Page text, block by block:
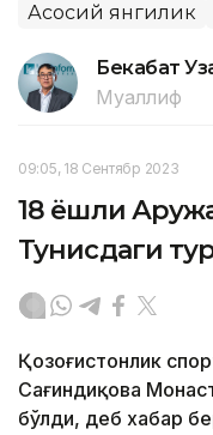
Асосий янгилик
Бекабат
Муаллиф
09:05, 18 Сентябр 2023
18 ёшли
Тунисдаги
Қозоғистонлик
Сағиндиқова
бўлди, деб хабар